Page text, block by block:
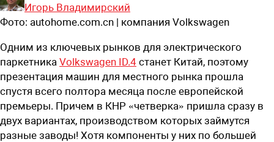
Игорь Владимирский
Фото: autohome.com.cn | компания Volkswagen
Одним из ключевых рынков для электрического
паркетника Volkswagen ID.4 станет Китай, поэтому
презентация машин для местного рынка прошла
спустя всего полтора месяца после европейской
премьеры. Причем в КНР «четверка» пришла сразу в
двух вариантах, производством которых займутся
разные заводы! Хотя компоненты у них по большей